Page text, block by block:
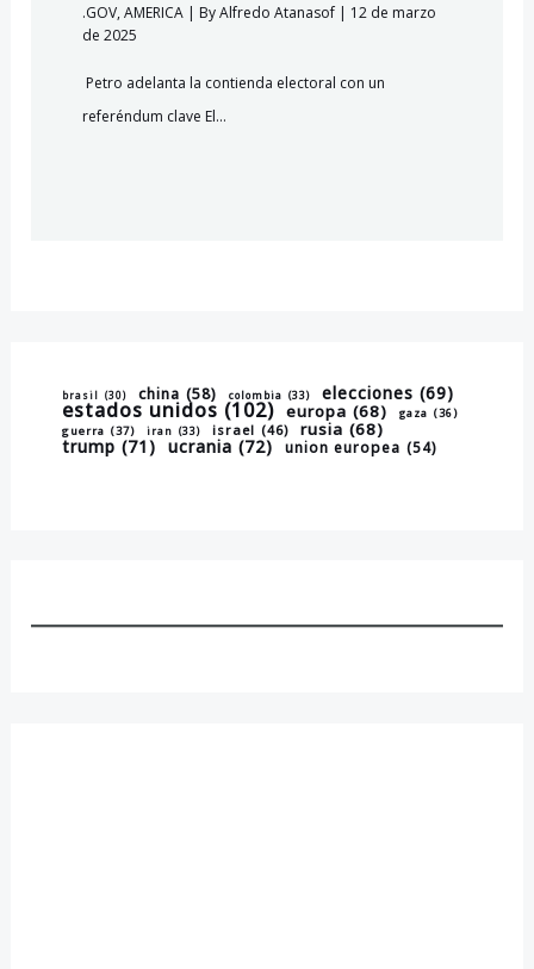
brasil (30) china (58) colombia (33) elecciones (69)
estados unidos (102) europa (68) gaza (36)
guerra (37) iran (33) israel (46) rusia (68)
trump (71) ucrania (72) union europea (54)
.GOV,AMERICA| ByAlfredo Atanasof | 12 de marzo
de 2025
Petro adelanta la contienda electoral con un
referéndum clave El…